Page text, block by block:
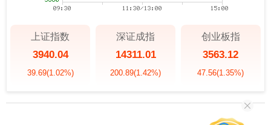
上证指数
3940.04
39.69(1.02%)
深证成指
14311.01
200.89(1.42%)
创业板指
3563.12
47.56(1.35%)